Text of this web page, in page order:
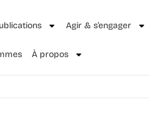
Agir & s’engager
À propos